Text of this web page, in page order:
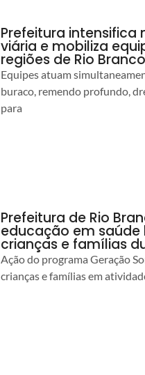
Prefeitura intensifica
viária e mobiliza
regiões de Rio Branco
Equipes atuam
buraco, remendo profundo,
para
Prefeitura de Rio
educação em
crianças e famílias
Ação do programa Geração
crianças e famílias em